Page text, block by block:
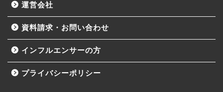
運営会社
資料請求・お問い合わせ
インフルエンサーの方
プライバシーポリシー